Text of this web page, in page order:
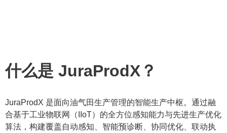
什么是 JuraProdX？
JuraProdX 是面向油气田生产管理的智能生产中枢。通过融
合基于工业物联网（IIoT）的全方位感知能力与先进生产优化
算法，构建覆盖自动感知、智能预诊断、协同优化、联动执